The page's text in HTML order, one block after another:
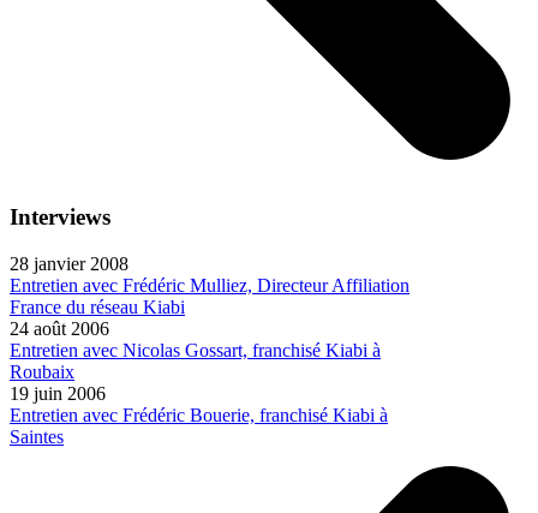
Interviews
28 janvier 2008
Entretien avec Frédéric Mulliez, Directeur Affiliation
France du réseau Kiabi
24 août 2006
Entretien avec Nicolas Gossart, franchisé Kiabi à
Roubaix
19 juin 2006
Entretien avec Frédéric Bouerie, franchisé Kiabi à
Saintes